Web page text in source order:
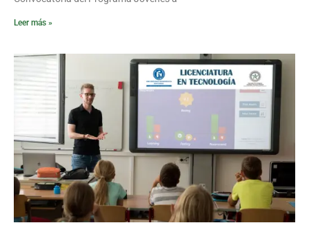
Leer más »